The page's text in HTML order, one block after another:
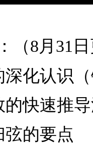
（8月31
深化认识
的快速推
弦的要点